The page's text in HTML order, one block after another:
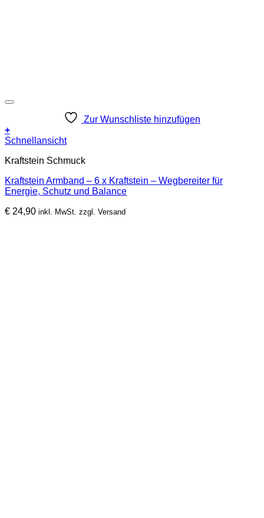
Zur Wunschliste hinzufügen
+
Schnellansicht
Kraftstein Schmuck
Kraftstein Armband – 6 x Kraftstein – Wegbereiter für
Energie, Schutz und Balance
€ 24,90 inkl. MwSt. zzgl. Versand